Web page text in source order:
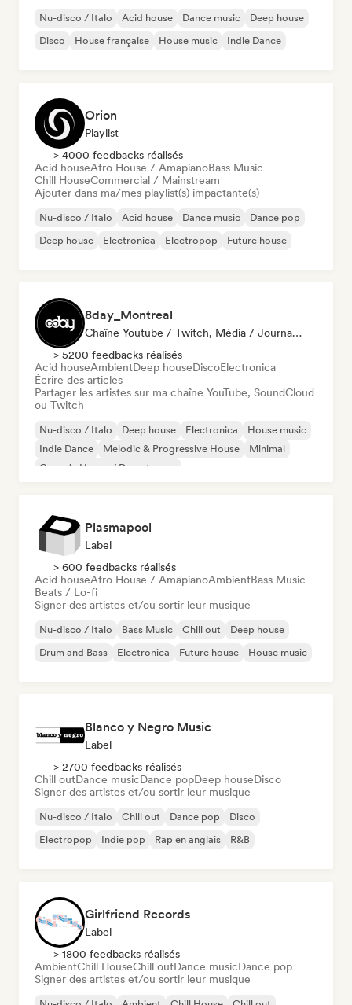
Nu-disco / Italo Acid house Dance music
Deep house
Disco
House française House music Indie Dance
Orion
Playlist
> 4000 feedbacks réalisés
Acid houseAfro House / AmapianoBass Music
Chill HouseCommercial / Mainstream
Ajouter dans ma/mes playlist(s) impactante(s)
Nu-disco / Italo Acid house Dance music
Dance pop
Deep house
Electronica Electropop Future house
8day_Montreal
Chaîne Youtube / Twitch, Média / Journaliste
> 5200 feedbacks réalisés
Acid houseAmbientDeep houseDiscoElectronica
Écrire des articles
Partager les artistes sur ma chaîne YouTube, SoundCloud
ou Twitch
Nu-disco / Italo Deep house Electronica
House music
Indie Dance
Melodic & Progressive House
Minimal
Organic House / Downtempo
Plasmapool
Label
> 600 feedbacks réalisés
Acid houseAfro House / AmapianoAmbientBass Music
Beats / Lo-fi
Signer des artistes et/ou sortir leur musique
Nu-disco / Italo Bass Music Chill out
Deep house
Drum and Bass
Electronica Future house House music
Blanco y Negro Music
Label
> 2700 feedbacks réalisés
Chill outDance musicDance popDeep houseDisco
Signer des artistes et/ou sortir leur musique
Nu-disco / Italo Chill out Dance pop
Disco
Electropop
Indie pop Rap en anglais R&B
Girlfriend Records
Label
> 1800 feedbacks réalisés
AmbientChill HouseChill outDance musicDance pop
Signer des artistes et/ou sortir leur musique